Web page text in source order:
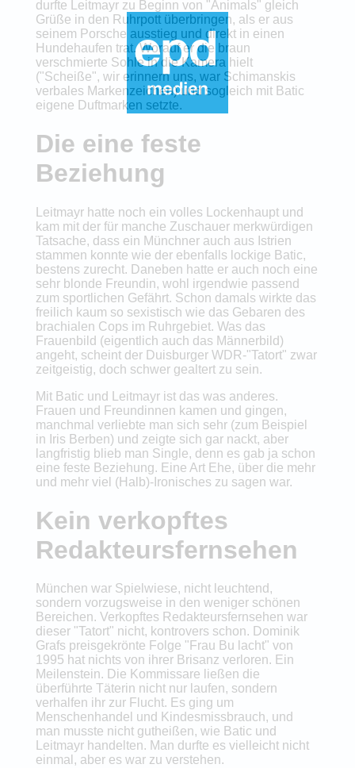
durfte Leitmayr zu Beginn von "Animals" gleich
Grüße in den Ruhrpott überbringen, als er aus
seinem Porsche ausstieg und direkt in einen
Hundehaufen trat. Worauf er die braun
verschmierte Sohle in die Kamera hielt
("Scheiße", wir erinnern uns, war Schimanskis
verbales Markenzeichen) und sogleich mit Batic
eigene Duftmarken setzte.
Die eine feste
Beziehung
Leitmayr hatte noch ein volles Lockenhaupt und
kam mit der für manche Zuschauer merkwürdigen
Tatsache, dass ein Münchner auch aus Istrien
stammen konnte wie der ebenfalls lockige Batic,
bestens zurecht. Daneben hatte er auch noch eine
sehr blonde Freundin, wohl irgendwie passend
zum sportlichen Gefährt. Schon damals wirkte das
freilich kaum so sexistisch wie das Gebaren des
brachialen Cops im Ruhrgebiet. Was das
Frauenbild (eigentlich auch das Männerbild)
angeht, scheint der Duisburger WDR-"Tatort" zwar
zeitgeistig, doch schwer gealtert zu sein.
Mit Batic und Leitmayr ist das was anderes.
Frauen und Freundinnen kamen und gingen,
manchmal verliebte man sich sehr (zum Beispiel
in Iris Berben) und zeigte sich gar nackt, aber
langfristig blieb man Single, denn es gab ja schon
eine feste Beziehung. Eine Art Ehe, über die mehr
und mehr viel (Halb)-Ironisches zu sagen war.
Kein verkopftes
Redakteursfernsehen
München war Spielwiese, nicht leuchtend,
sondern vorzugsweise in den weniger schönen
Bereichen. Verkopftes Redakteursfernsehen war
dieser "Tatort" nicht, kontrovers schon. Dominik
Grafs preisgekrönte Folge "Frau Bu lacht" von
1995 hat nichts von ihrer Brisanz verloren. Ein
Meilenstein. Die Kommissare ließen die
überführte Täterin nicht nur laufen, sondern
verhalfen ihr zur Flucht. Es ging um
Menschenhandel und Kindesmissbrauch, und
man musste nicht gutheißen, wie Batic und
Leitmayr handelten. Man durfte es vielleicht nicht
einmal, aber es war zu verstehen.